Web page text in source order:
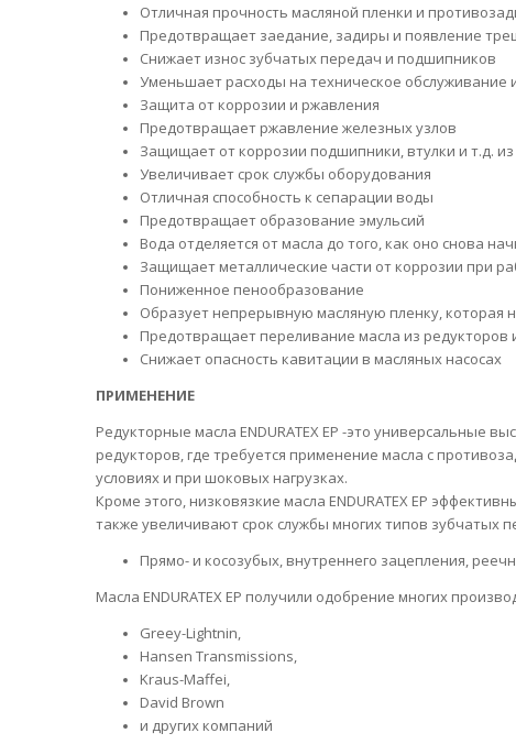
Отличная прочность масляной пленки и
Предотвращает заедание, задиры и появление
Снижает износ зубчатых передач и подшипников
Уменьшает расходы на техническое обслуживание
Защита от коррозии и ржавления
Предотвращает ржавление железных узлов
Защищает от коррозии подшипники, втулки и т.д.
Увеличивает срок службы оборудования
Отличная способность к сепарации воды
Предотвращает образование эмульсий
Вода отделяется от масла до того, как оно снова
Защищает металлические части от коррозии при
Пониженное пенообразование
Образует непрерывную масляную пленку, которая
Предотвращает переливание масла из редукторов
Снижает опасность кавитации в масляных насосах
ПРИМЕНЕНИЕ
Редукторные масла ENDURATEX EP -это
редукторов, где требуется применение масла с
условиях и при шоковых нагрузках.
Кроме этого, низковязкие масла ENDURATEX EP
также увеличивают срок службы многих типов зубчатых
Прямо- и косозубых, внутреннего зацепления,
Масла ENDURATEX EP получили одобрение многих
Greey-Lightnin,
Hansen Transmissions,
Kraus-Maffei,
David Brown
и других компаний